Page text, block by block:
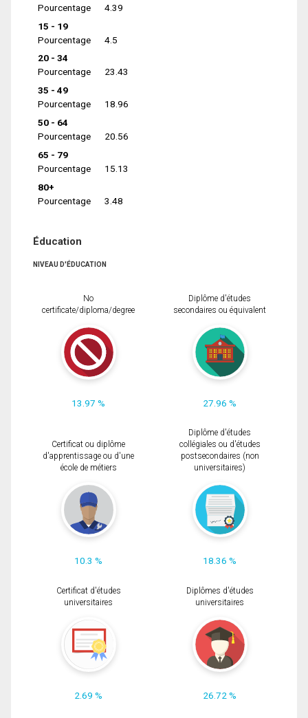
Pourcentage
4.39
15 - 19
Pourcentage
4.5
20 - 34
Pourcentage
23.43
35 - 49
Pourcentage
18.96
50 - 64
Pourcentage
20.56
65 - 79
Pourcentage
15.13
80+
Pourcentage
3.48
Éducation
NIVEAU D'ÉDUCATION
No
certificate/diploma/degree
13.97 %
Diplôme d'études
secondaires ou équivalent
27.96 %
Certificat ou diplôme
d'apprentissage ou d'une
école de métiers
10.3 %
Diplôme d'études
collégiales ou d'études
postsecondaires (non
universitaires)
18.36 %
Certificat d'études
universitaires
2.69 %
Diplômes d'études
universitaires
26.72 %